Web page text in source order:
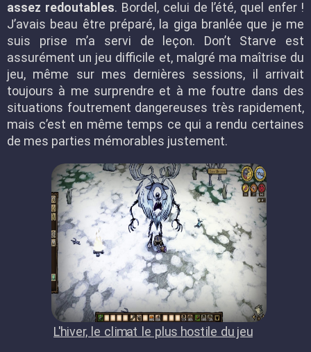
assez redoutables. Bordel, celui de l’été, quel enfer !
J’avais beau être préparé, la giga branlée que je me
suis prise m’a servi de leçon. Don’t Starve est
assurément un jeu difficile et, malgré ma maîtrise du
jeu, même sur mes dernières sessions, il arrivait
toujours à me surprendre et à me foutre dans des
situations foutrement dangereuses très rapidement,
mais c’est en même temps ce qui a rendu certaines
de mes parties mémorables justement.
L'hiver, le climat le plus hostile du jeu